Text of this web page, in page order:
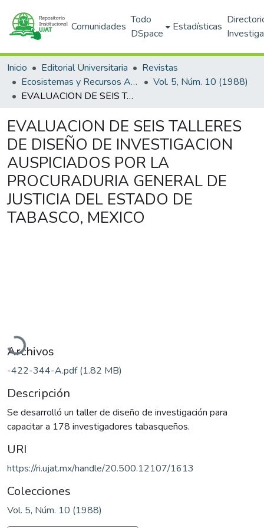
Comunidades
Todo
DSpace
Estadísticas
Inicio Editorial Universitaria
Revistas
Ecosistemas y Recursos Agropecuarios
Vol. 5, Núm. 10 (1988)
EVALUACION DE SEIS TALLERES DE DISEÑO DE INVESTIGACION AUSPICIADOS POR LA PROCURADURIA GENERAL DE JUSTICIA DEL ESTADO DE TABASCO, MEXICO
EVALUACION DE SEIS TALLERES
DE DISEÑO DE INVESTIGACION
AUSPICIADOS POR LA
PROCURADURIA GENERAL DE
JUSTICIA DEL ESTADO DE
TABASCO, MEXICO
Archivos
-422-344-A.pdf(1.82 MB)
Descripción
Se desarrolló un taller de diseño de investigación para
capacitar a 178 investigadores tabasqueños.
URI
https://ri.ujat.mx/handle/20.500.12107/1613
Colecciones
Vol. 5, Núm. 10 (1988)